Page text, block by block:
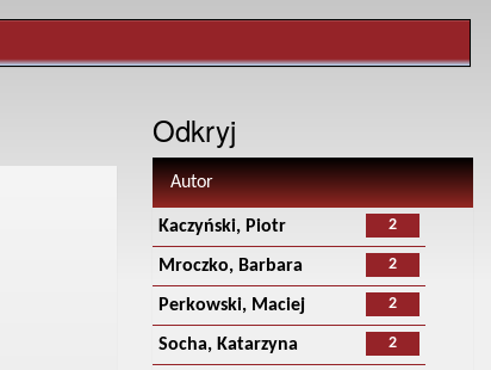
Odkryj
Autor
2
Kaczyński, Piotr
2
Mroczko, Barbara
2
Perkowski, Maciej
2
Socha, Katarzyna